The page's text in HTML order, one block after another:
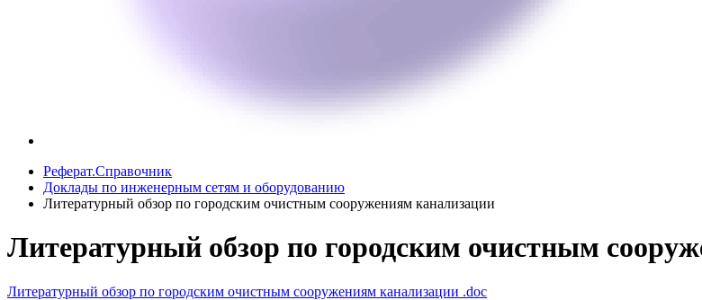
Реферат.Справочник
Доклады по инженерным сетям и оборудованию
Литературный обзор по городским очистным сооружениям канализации
Литературный обзор по городским очистным
Литературный обзор по городским очистным сооружениям канализации .doc